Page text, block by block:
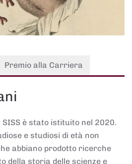
Premio alla Carriera
SISS è stato istituito nel 2020.
e studiosi di età non
abbiano prodotto ricerche
della storia delle scienze e